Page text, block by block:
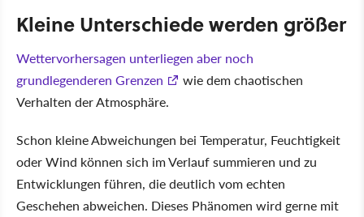
Kleine Unterschiede werden größer
Wettervorhersagen unterliegen aber noch
grundlegenderen Grenzen
wie dem chaotischen
Verhalten der Atmosphäre.
Schon kleine Abweichungen bei Temperatur, Feuchtigkeit
oder Wind können sich im Verlauf summieren und zu
Entwicklungen führen, die deutlich vom echten
Geschehen abweichen. Dieses Phänomen wird gerne mit